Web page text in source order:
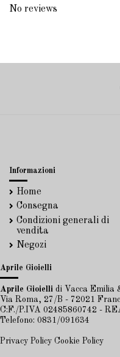
No reviews
Informazioni
Home
Consegna
Condizioni generali di
vendita
Negozi
Aprile Gioielli
Aprile Gioielli di Vacca Emilia
Via Roma, 27/B - 72021
C:F./P.IVA 02485860742 -
Telefono: 0831/091634
Privacy Policy Cookie Policy